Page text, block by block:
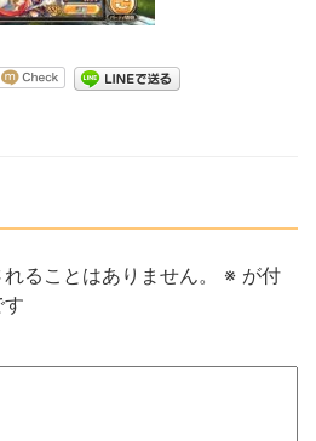
ることはありません。 ※ が付